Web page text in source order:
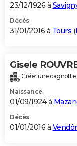
23/12/1926 à
Décès
31/01/2016 à Tours (
Gisele
Créer une cagnotte
Naissance
01/09/1924 à
Décès
01/01/2016 à